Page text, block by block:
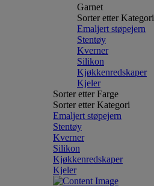
Garnet
Sorter etter Kategori
Emaljert støpejern
Stentøy
Kverner
Silikon
Kjøkkenredskaper
Kjeler
Sorter etter Farge
Sorter etter Kategori
Emaljert støpejern
Stentøy
Kverner
Silikon
Kjøkkenredskaper
Kjeler